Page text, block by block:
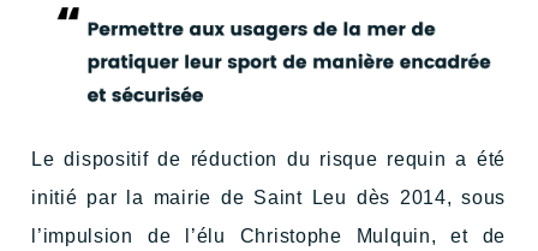
Le dispositif de réduction du risque requin a été
initié par la mairie de Saint Leu dès 2014, sous
l’impulsion de l’élu Christophe Mulquin, et de